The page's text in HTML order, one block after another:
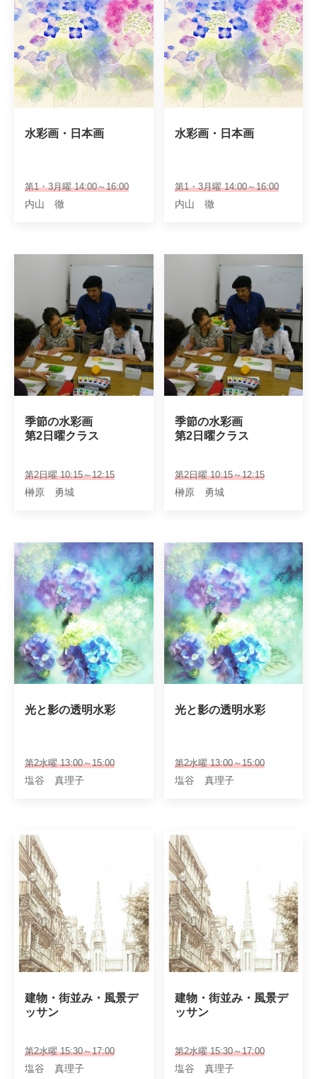
水彩画・日本画
第1・3月曜 14:00～16:00
内山 徹
水彩画・日本画
第1・3月曜 14:00～16:00
内山 徹
季節の水彩画
第2日曜クラス
第2日曜 10:15～12:15
榊原 勇城
季節の水彩画
第2日曜クラス
第2日曜 10:15～12:15
榊原 勇城
光と影の透明水彩
第2水曜 13:00～15:00
塩谷 真理子
光と影の透明水彩
第2水曜 13:00～15:00
塩谷 真理子
建物・街並み・風景デ
ッサン
第2水曜 15:30～17:00
塩谷 真理子
建物・街並み・風景デ
ッサン
第2水曜 15:30～17:00
塩谷 真理子